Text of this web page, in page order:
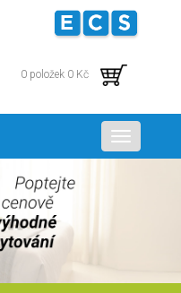
0 položek 0 Kč
Menu